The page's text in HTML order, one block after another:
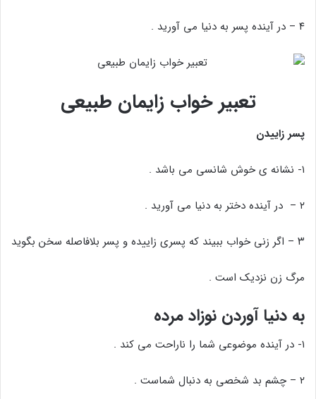
۴ – در آینده پسر به دنیا می آورید .
تعبیر خواب زایمان طبیعی
پسر زاییدن
۱- نشانه ی خوش شانسی می باشد .
۲ – در آینده دختر به دنیا می آورید .
۳ – اگر زنی خواب ببیند که پسری زاییده و پسر بلافاصله سخن بگوید
مرگ زن نزدیک است .
به دنیا آوردن نوزاد مرده
۱- در آینده موضوعی شما را ناراحت می کند .
۲ – چشم بد شخصی به دنبال شماست .